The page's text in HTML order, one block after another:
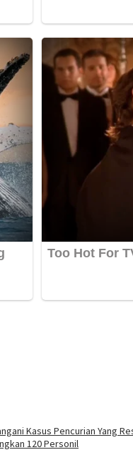
Kasus Pencurian Yang
120 Personil